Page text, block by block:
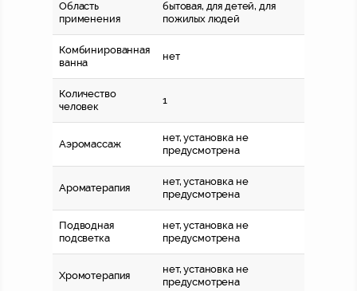
Область
применения
бытовая, для детей, для
пожилых людей
Комбинированная
ванна
нет
Количество
человек
1
Аэромассаж
нет, установка не
предусмотрена
Ароматерапия
нет, установка не
предусмотрена
Подводная
подсветка
нет, установка не
предусмотрена
Хромотерапия
нет, установка не
предусмотрена